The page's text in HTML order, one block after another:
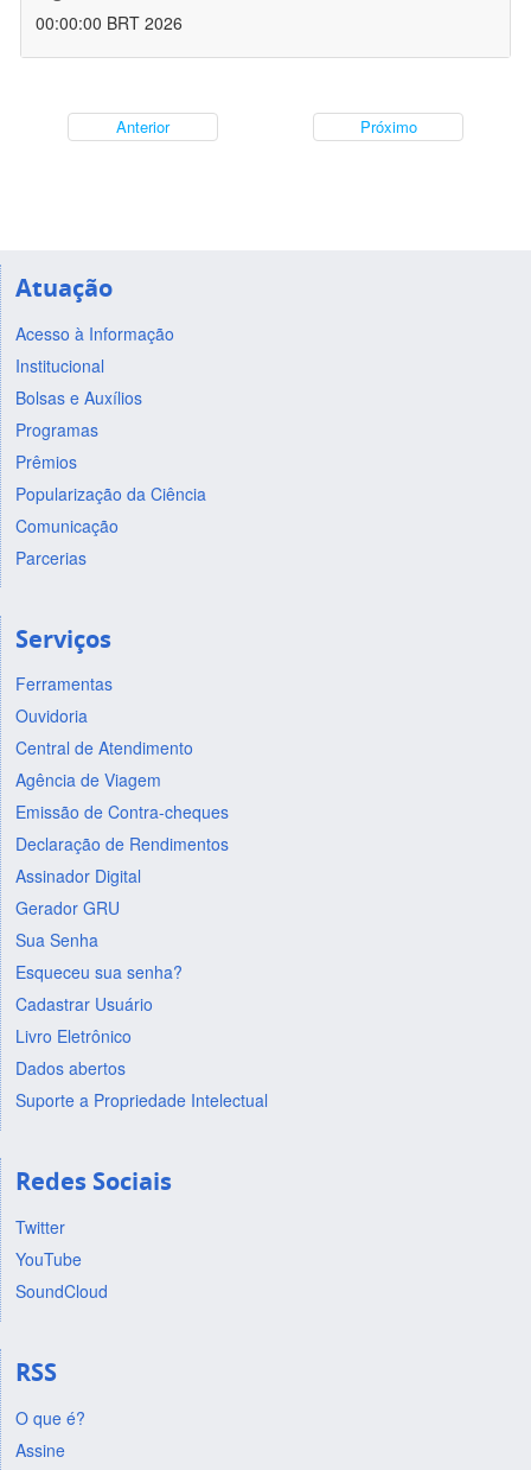
00:00:00 BRT 2026
Anterior Próximo
Atuação
Acesso à Informação
Institucional
Bolsas e Auxílios
Programas
Prêmios
Popularização da Ciência
Comunicação
Parcerias
Serviços
Ferramentas
Ouvidoria
Central de Atendimento
Agência de Viagem
Emissão de Contra-cheques
Declaração de Rendimentos
Assinador Digital
Gerador GRU
Sua Senha
Esqueceu sua senha?
Cadastrar Usuário
Livro Eletrônico
Dados abertos
Suporte a Propriedade Intelectual
Redes Sociais
Twitter
YouTube
SoundCloud
RSS
O que é?
Assine